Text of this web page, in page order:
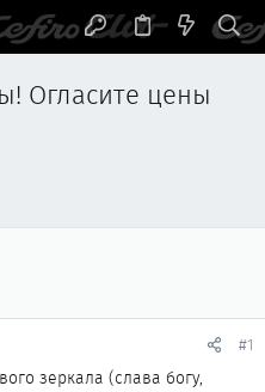
Огласите цены
#1
зеркала (слава богу,